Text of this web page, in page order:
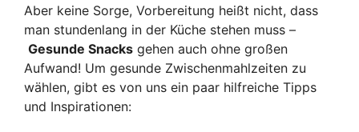
Aber keine Sorge, Vorbereitung heißt nicht, dass
man stundenlang in der Küche stehen muss –
Gesunde Snacks gehen auch ohne großen
Aufwand! Um gesunde Zwischenmahlzeiten zu
wählen, gibt es von uns ein paar hilfreiche Tipps
und Inspirationen: